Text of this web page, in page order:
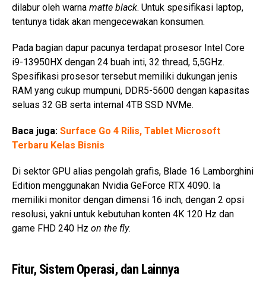
dilabur oleh warna matte black. Untuk spesifikasi laptop,
tentunya tidak akan mengecewakan konsumen.
Pada bagian dapur pacunya terdapat prosesor Intel Core
i9-13950HX dengan 24 buah inti, 32 thread, 5,5GHz.
Spesifikasi prosesor tersebut memiliki dukungan jenis
RAM yang cukup mumpuni, DDR5-5600 dengan kapasitas
seluas 32 GB serta internal 4TB SSD NVMe.
Baca juga: Surface Go 4 Rilis, Tablet Microsoft
Terbaru Kelas Bisnis
Di sektor GPU alias pengolah grafis, Blade 16 Lamborghini
Edition menggunakan Nvidia GeForce RTX 4090. Ia
memiliki monitor dengan dimensi 16 inch, dengan 2 opsi
resolusi, yakni untuk kebutuhan konten 4K 120 Hz dan
game FHD 240 Hz on the fly.
Fitur, Sistem Operasi, dan Lainnya